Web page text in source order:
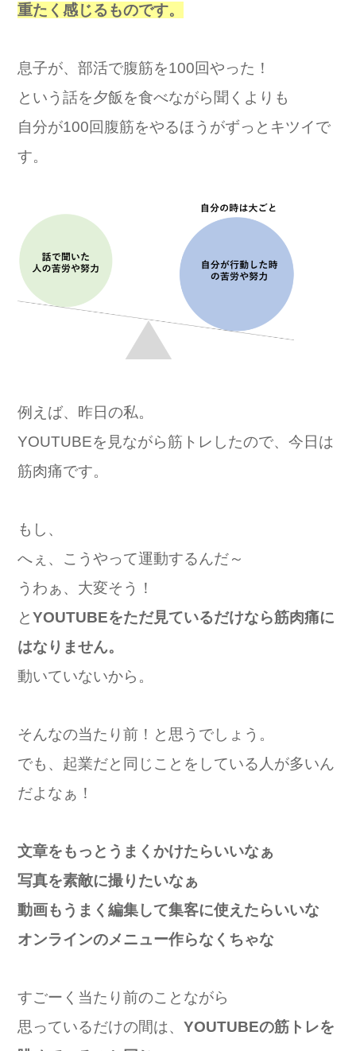
重たく感じるものです。
息子が、部活で腹筋を100回やった！
という話を夕飯を食べながら聞くよりも
自分が100回腹筋をやるほうがずっとキツイで
す。
例えば、昨日の私。
YOUTUBEを見ながら筋トレしたので、今日は
筋肉痛です。
もし、
へぇ、こうやって運動するんだ～
うわぁ、大変そう！
とYOUTUBEをただ見ているだけなら筋肉痛に
はなりません。
動いていないから。
そんなの当たり前！と思うでしょう。
でも、起業だと同じことをしている人が多いん
だよなぁ！
文章をもっとうまくかけたらいいなぁ
写真を素敵に撮りたいなぁ
動画もうまく編集して集客に使えたらいいな
オンラインのメニュー作らなくちゃな
すごーく当たり前のことながら
思っているだけの間は、 YOUTUBEの筋トレを